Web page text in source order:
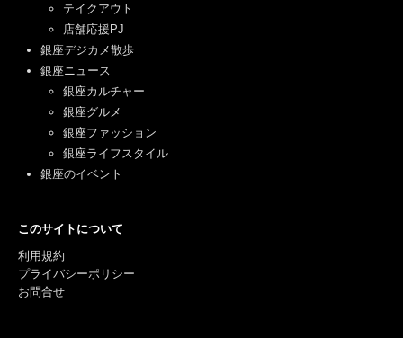
テイクアウト
店舗応援PJ
銀座デジカメ散歩
銀座ニュース
銀座カルチャー
銀座グルメ
銀座ファッション
銀座ライフスタイル
銀座のイベント
このサイトについて
利用規約
プライバシーポリシー
お問合せ